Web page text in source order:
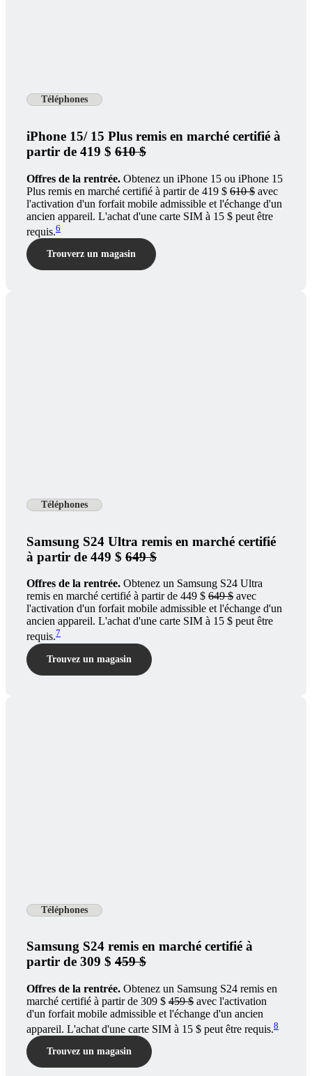
Téléphones
iPhone 15/ 15 Plus remis en marché certifié à
partir de 419 $ 610 $
Offres de la rentrée. Obtenez un iPhone 15 ou iPhone 15
Plus remis en marché certifié à partir de 419 $ 610 $ avec
l'activation d'un forfait mobile admissible et l'échange d'un
ancien appareil. L'achat d'une carte SIM à 15 $ peut être
requis.6
Trouverz un magasin
Téléphones
Samsung S24 Ultra remis en marché certifié
à partir de 449 $ 649 $
Offres de la rentrée. Obtenez un Samsung S24 Ultra
remis en marché certifié à partir de 449 $ 649 $ avec
l'activation d'un forfait mobile admissible et l'échange d'un
ancien appareil. L'achat d'une carte SIM à 15 $ peut être
requis.7
Trouvez un magasin
Téléphones
Samsung S24 remis en marché certifié à
partir de 309 $ 459 $
Offres de la rentrée. Obtenez un Samsung S24 remis en
marché certifié à partir de 309 $ 459 $ avec l'activation
d'un forfait mobile admissible et l'échange d'un ancien
appareil. L'achat d'une carte SIM à 15 $ peut être requis.8
Trouvez un magasin